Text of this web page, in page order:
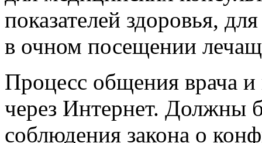
показателей здоровья,
в очном посещении
Процесс общения врача и
через Интернет. Должны
соблюдения закона о